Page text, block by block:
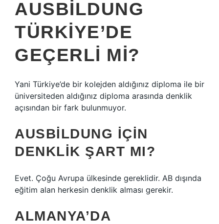
AUSBILDUNG
TÜRKIYE’DE
GEÇERLI MI?
Yani Türkiye’de bir kolejden aldığınız diploma ile bir
üniversiteden aldığınız diploma arasında denklik
açısından bir fark bulunmuyor.
AUSBILDUNG IÇIN
DENKLIK ŞART MI?
Evet. Çoğu Avrupa ülkesinde gereklidir. AB dışında
eğitim alan herkesin denklik alması gerekir.
ALMANYA’DA